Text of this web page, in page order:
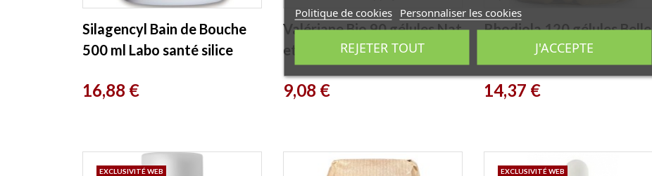
Silagencyl Bain de Bouche
500 ml Labo santé silice
Prix
16,88 €
Valériane Bio 90 gélules Nat
et Form
Prix
9,08 €
Rhodiola 120 gélules Belle
Prix
14,37 €
EXCLUSIVITÉ WEB EXCLUSIVITÉ WEB
Politique de cookies Personnaliser les cookies
REJETER TOUT J'ACCEPTE